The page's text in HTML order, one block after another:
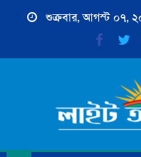
শুক্রবার, আগস্ট ০৭,